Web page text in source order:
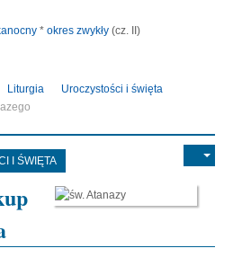
* okres zwykły (cz. II)
Liturgia
Uroczystości i święta
I ŚWIĘTA